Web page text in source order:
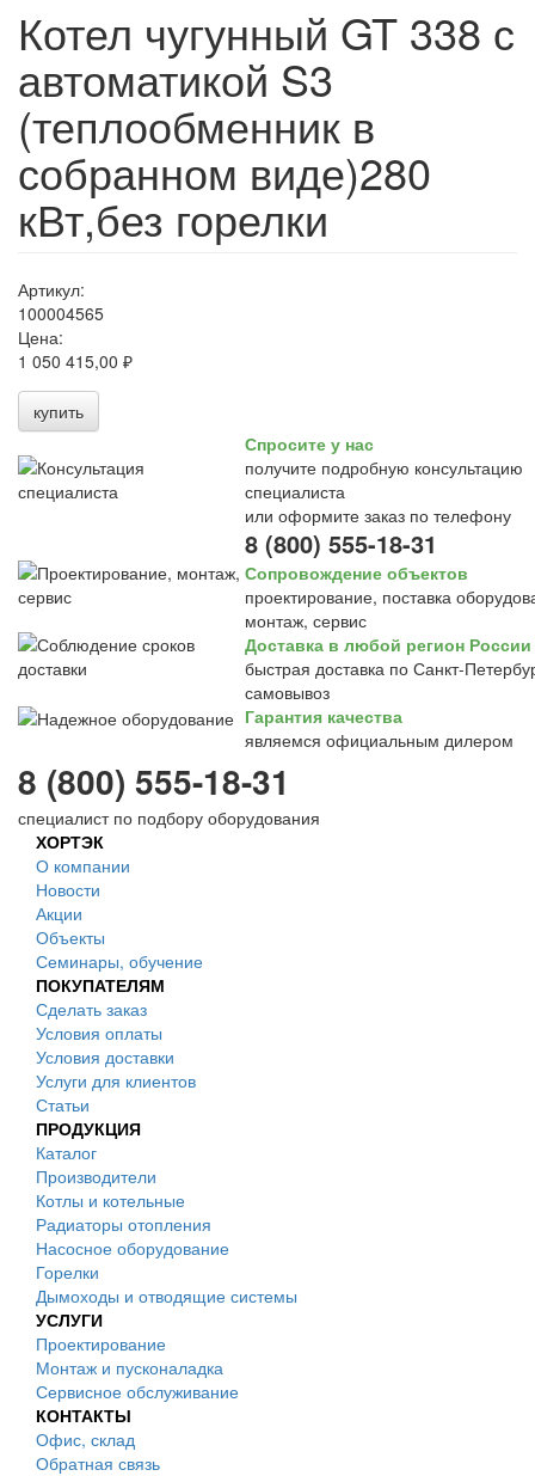
Котел чугунный GT 338 с
автоматикой S3
(теплообменник в
собранном виде)280
кВт,без горелки
Артикул:
100004565
Цена:
1 050 415,00 ₽
купить
Спросите у нас
получите подробную консультацию
специалиста
или оформите заказ по телефону
8 (800) 555-18-31
Сопровождение объектов
проектирование, поставка
монтаж, сервис
Доставка в любой регион России
быстрая доставка по Санкт-
самовывоз
Гарантия качества
являемся официальным дилером
8 (800) 555-18-31
специалист по подбору оборудования
ХОРТЭК
О компании
Новости
Акции
Объекты
Семинары, обучение
ПОКУПАТЕЛЯМ
Сделать заказ
Условия оплаты
Условия доставки
Услуги для клиентов
Статьи
ПРОДУКЦИЯ
Каталог
Производители
Котлы и котельные
Радиаторы отопления
Насосное оборудование
Горелки
Дымоходы и отводящие системы
УСЛУГИ
Проектирование
Монтаж и пусконаладка
Сервисное обслуживание
КОНТАКТЫ
Офис, склад
Обратная связь